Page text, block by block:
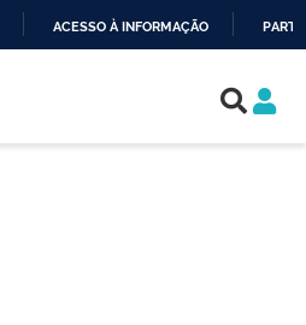
ACESSO À INFORMAÇÃO